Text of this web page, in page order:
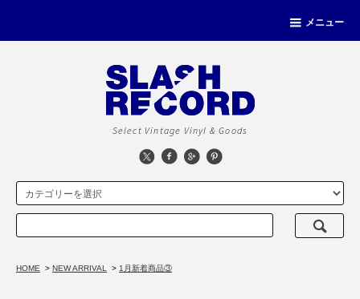
メニュー
Select Vintage Vinyl & Goods
HOME > NEW ARRIVAL > 1月新着商品③